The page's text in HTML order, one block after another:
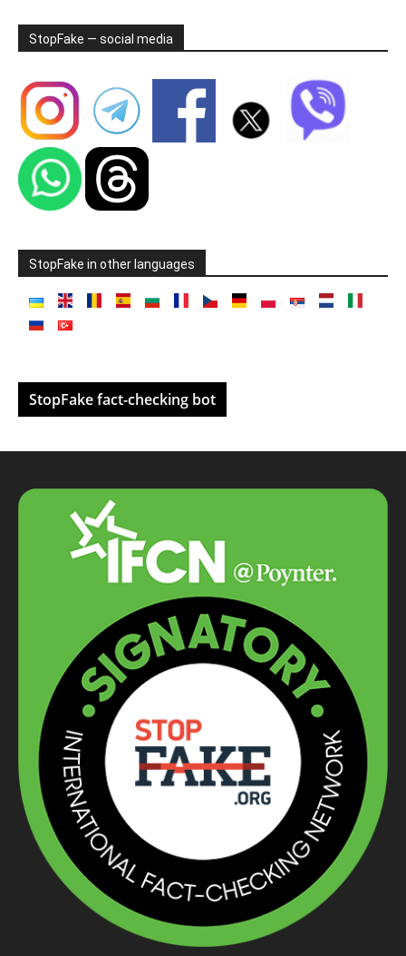
StopFake — social media
StopFake in other languages
StopFake fact-checking bot